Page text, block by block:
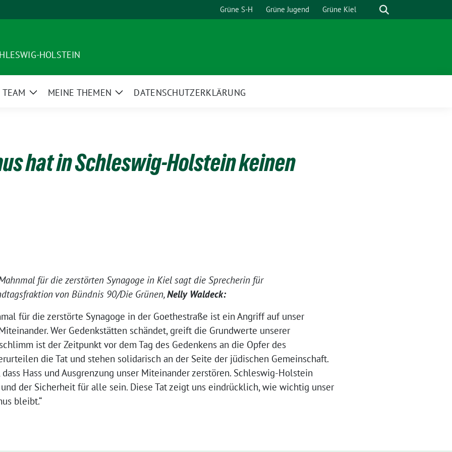
Grüne S-H Grüne Jugend Grüne Kiel Suche
HOLSTEIN
ZeigeMEINE THEMEN
ZeigeDATENSCHUTZERKLÄRUNG
hat in Schleswig-Holstein keinen
für die zerstörten Synagoge in Kiel sagt die Sprecherin für
von Bündnis 90/Die Grünen,Nelly Waldeck:
für die zerstörte Synagoge in der Goethestraße ist ein Angriff auf unser
Wer Gedenkstätten schändet, greift die Grundwerte unserer
ist der Zeitpunkt vor dem Tag des Gedenkens an die Opfer des
die Tat und stehen solidarisch an der Seite der jüdischen Gemeinschaft.
Hass und Ausgrenzung unser Miteinander zerstören. Schleswig-Holstein
der Sicherheit für alle sein. Diese Tat zeigt uns eindrücklich, wie wichtig unser
bleibt.“